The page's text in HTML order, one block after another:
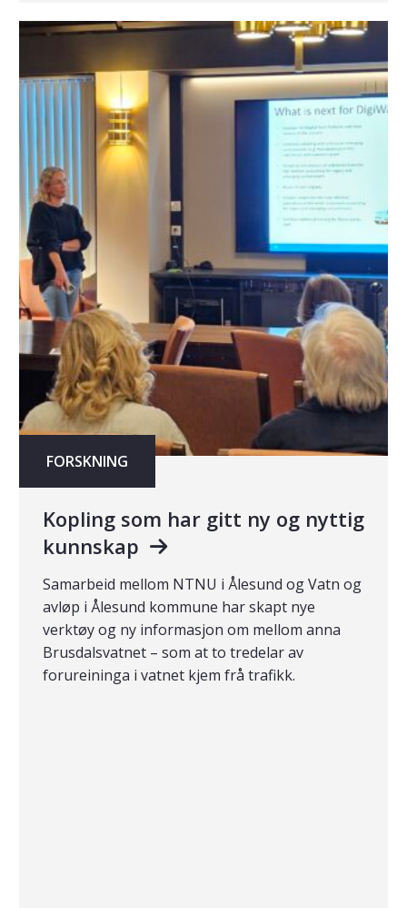
FORSKNING
Kopling som har gitt ny og nyttig
kunnskap
Samarbeid mellom NTNU i Ålesund og Vatn og
avløp i Ålesund kommune har skapt nye
verktøy og ny informasjon om mellom anna
Brusdalsvatnet – som at to tredelar av
forureininga i vatnet kjem frå trafikk.